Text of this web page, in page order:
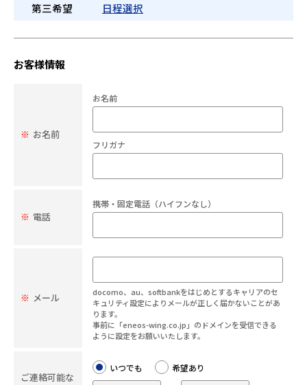
第三希望 日程選択
お客様情報
※ お名前
お名前
フリガナ
※ 電話
携帯・固定電話（ハイフンなし）
※ メール
docomo、au、softbankをはじめとするキャリアのセ
キュリティ設定によりメールが正しく届かないことがあ
ります。
事前に「eneos-wing.co.jp」のドメインを受信できる
ように設定をお願いいたします。
ご連絡可能な
いつでも 希望あり